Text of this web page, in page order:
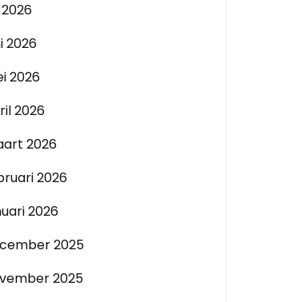
2026
2026
2026
2026
2026
2026
2025
2025